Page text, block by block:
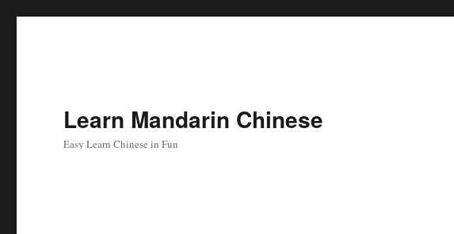
Learn Mandarin Chinese
Easy Learn Chinese in Fun